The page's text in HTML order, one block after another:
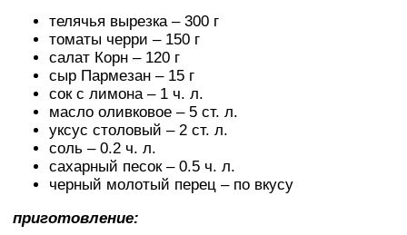
телячья вырезка – 300 г
томаты черри – 150 г
салат Корн – 120 г
сыр Пармезан – 15 г
сок с лимона – 1 ч. л.
масло оливковое – 5 ст. л.
уксус столовый – 2 ст. л.
соль – 0.2 ч. л.
сахарный песок – 0.5 ч. л.
черный молотый перец – по вкусу
приготовление: